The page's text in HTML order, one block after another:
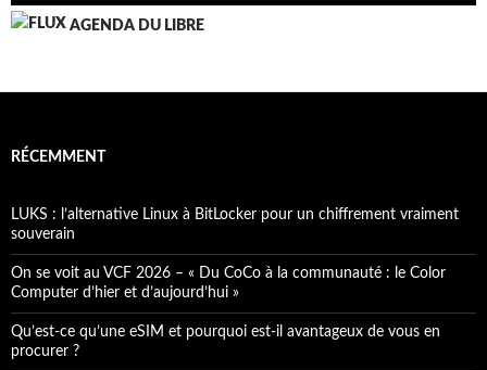
AGENDA DU LIBRE
RÉCEMMENT
LUKS : l’alternative Linux à BitLocker pour un chiffrement vraiment
souverain
On se voit au VCF 2026 – « Du CoCo à la communauté : le Color
Computer d’hier et d’aujourd’hui »
Qu’est-ce qu’une eSIM et pourquoi est-il avantageux de vous en
procurer ?